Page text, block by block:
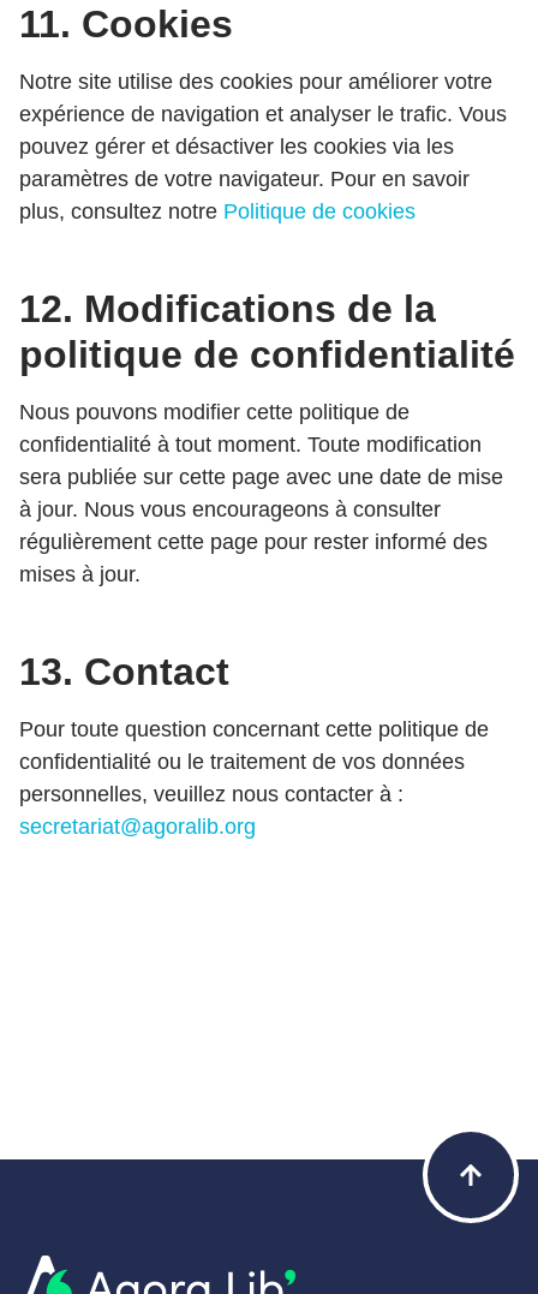
11. Cookies
Notre site utilise des cookies pour améliorer votre
expérience de navigation et analyser le trafic. Vous
pouvez gérer et désactiver les cookies via les
paramètres de votre navigateur. Pour en savoir
plus, consultez notre Politique de cookies
12. Modifications de la
politique de confidentialité
Nous pouvons modifier cette politique de
confidentialité à tout moment. Toute modification
sera publiée sur cette page avec une date de mise
à jour. Nous vous encourageons à consulter
régulièrement cette page pour rester informé des
mises à jour.
13. Contact
Pour toute question concernant cette politique de
confidentialité ou le traitement de vos données
personnelles, veuillez nous contacter à :
secretariat@agoralib.org